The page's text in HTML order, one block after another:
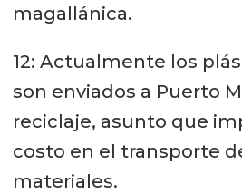
magallánica.
12: Actualmente los
son enviados a Puerto
reciclaje, asunto que
costo en el transporte
materiales.